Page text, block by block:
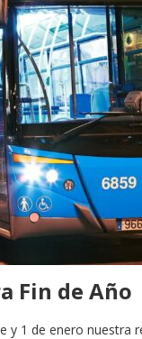
Fin de Año
y 1 de enero nuestra